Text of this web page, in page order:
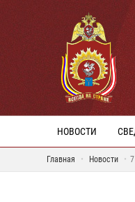
НОВОСТИ
Главная Новости